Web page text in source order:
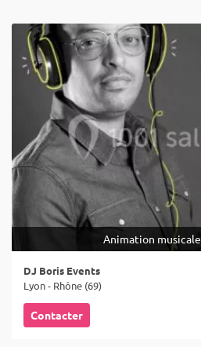
Animation musicale
DJ Boris Events
Lyon - Rhône (69)
Contacter